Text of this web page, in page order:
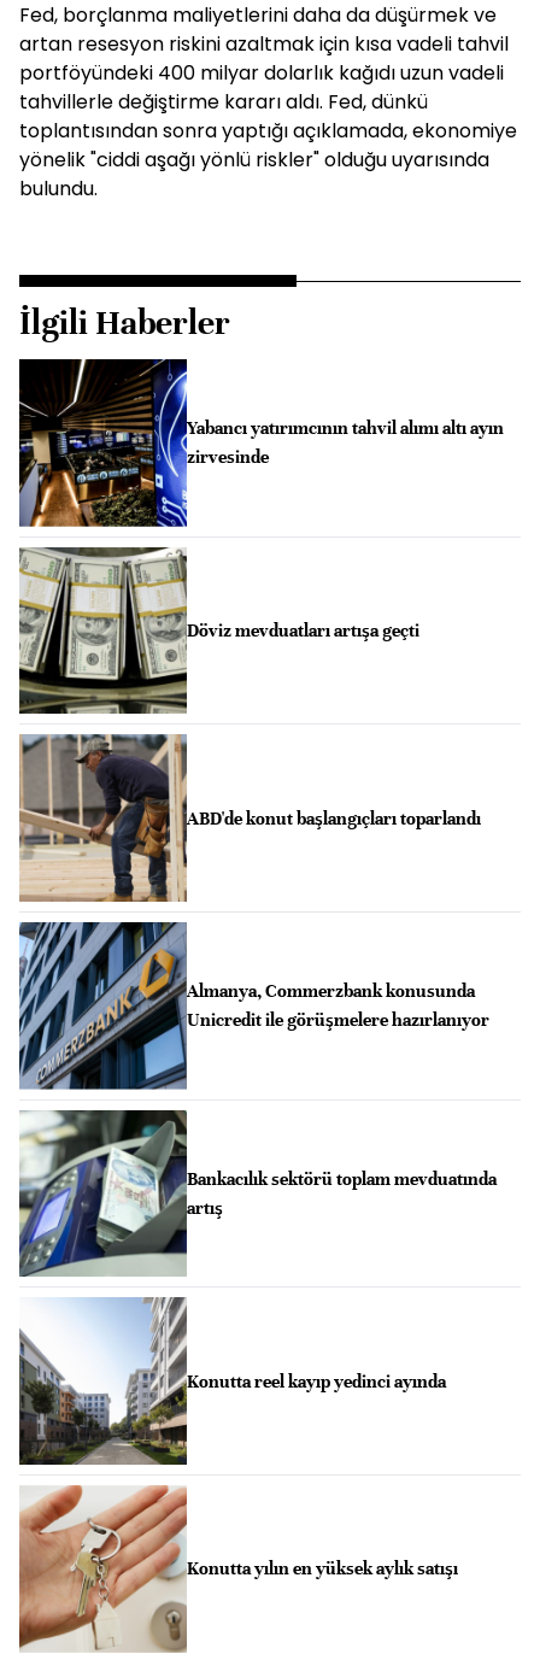
Fed, borçlanma maliyetlerini daha da düşürmek ve
artan resesyon riskini azaltmak için kısa vadeli tahvil
portföyündeki 400 milyar dolarlık kağıdı uzun vadeli
tahvillerle değiştirme kararı aldı. Fed, dünkü
toplantısından sonra yaptığı açıklamada, ekonomiye
yönelik "ciddi aşağı yönlü riskler" olduğu uyarısında
bulundu.
İlgili Haberler
Yabancı yatırımcının tahvil alımı altı ayın
zirvesinde
Döviz mevduatları artışa geçti
ABD'de konut başlangıçları toparlandı
Almanya, Commerzbank konusunda
Unicredit ile görüşmelere hazırlanıyor
Bankacılık sektörü toplam mevduatında
artış
Konutta reel kayıp yedinci ayında
Konutta yılın en yüksek aylık satışı